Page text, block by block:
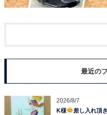
最近の
2026/8/7
K様
差し入れ頂